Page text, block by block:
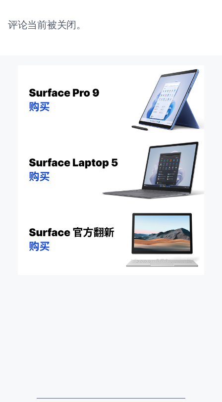
评论当前被关闭。